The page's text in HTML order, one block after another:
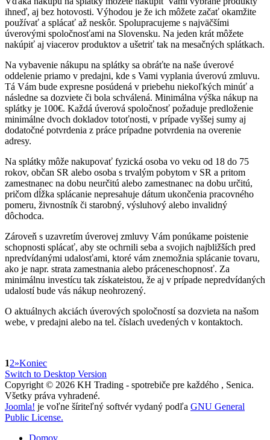
ihneď, aj bez hotovosti. Výhodou je že ich môžete začať okamžite
používať a splácať až neskôr. Spolupracujeme s najväčšími
úverovými spoločnosťami na Slovensku. Na jeden krát môžete
nakúpiť aj viacerov produktov a ušetriť tak na mesačných splátkach.
Na vybavenie nákupu na splátky sa obráťte na naše úverové
oddelenie priamo v predajni, kde s Vami vyplania úverovú zmluvu.
Tá Vám bude expresne posúdená v priebehu niekoľkých minúť a
následne sa dozviete či bola schválená. Minimálna výška nákup na
splátky je 100€. Každá úverová spoločnosť požaduje predloženie
minimálne dvoch dokladov totoťnosti, v prípade vyššej sumy aj
dodatočné potvrdenia z práce prípadne potvrdenia na overenie
adresy.
Na splátky môže nakupovať fyzická osoba vo veku od 18 do 75
rokov, občan SR alebo osoba s trvalým pobytom v SR a pritom
zamestnanec na dobu neurčitú alebo zamestnanec na dobu určitú,
pričom dĺžka splácanie nepresahuje dátum ukončenia pracovného
pomeru, živnostník či starobný, výsluhový alebo invalidný
dôchodca.
Zároveň s uzavretím úverovej zmluvy Vám ponúkame poistenie
schopnosti splácať, aby ste ochrnili seba a svojich najbližších pred
npredvídanými udalosťami, ktoré vám znemožnia splácanie tovaru,
ako je napr. strata zamestnania alebo práceneschopnosť. Za
minimálnu investícu tak získateistou, že aj v prípade nepredvídaných
udalostí bude vás nákup neohrozený.
O aktuálnych akciách úverových spoločností sa dozvieta na našom
webe, v predajni alebo na tel. číslach uvedených v kontaktoch.
12»Koniec
Switch to Desktop Version
Copyright © 2026 KH Trading - spotrebiče pre každého , Senica.
Všetky práva vyhradené.
Joomla! je voľne šíriteľný softvér vydaný podľa GNU General
Public License.
Domov